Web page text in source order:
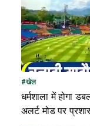
#खेल
धर्मशाला में होगा
अलर्ट मोड पर